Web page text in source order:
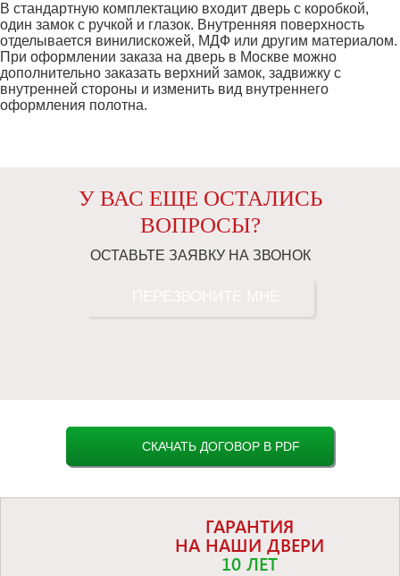
В стандартную комплектацию входит дверь с коробкой,
один замок с ручкой и глазок. Внутренняя поверхность
отделывается винилискожей, МДФ или другим материалом.
При оформлении заказа на дверь в Москве можно
дополнительно заказать верхний замок, задвижку с
внутренней стороны и изменить вид внутреннего
оформления полотна.
У ВАС ЕЩЕ ОСТАЛИСЬ
ВОПРОСЫ?
ОСТАВЬТЕ ЗАЯВКУ НА ЗВОНОК
СКАЧАТЬ ДОГОВОР В PDF
ГАРАНТИЯ
НА НАШИ ДВЕРИ
10 ЛЕТ